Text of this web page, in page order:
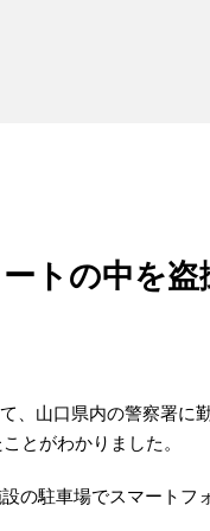
トの中を盗
、山口県内の警察署に
とがわかりました。
の駐車場でスマートフ